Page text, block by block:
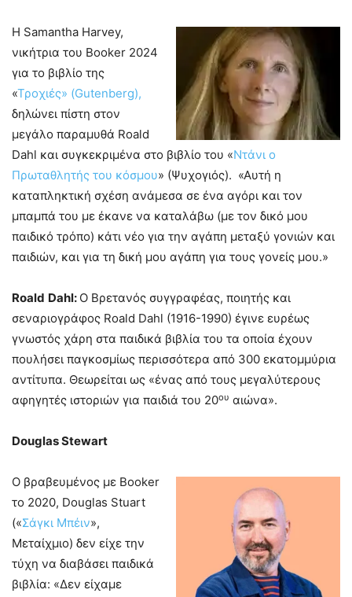
Η Samantha Harvey,
νικήτρια του Booker 2024
για το βιβλίο της
«Τροχιές» (Gutenberg),
δηλώνει πίστη στον
μεγάλο παραμυθά Roald
Dahl και συγκεκριμένα στο βιβλίο του «Ντάνι ο
Πρωταθλητής του κόσμου» (Ψυχογιός). «Αυτή η
καταπληκτική σχέση ανάμεσα σε ένα αγόρι και τον
μπαμπά του με έκανε να καταλάβω (με τον δικό μου
παιδικό τρόπο) κάτι νέο για την αγάπη μεταξύ γονιών και
παιδιών, και για τη δική μου αγάπη για τους γονείς μου.»
Roald Dahl: Ο Βρετανός συγγραφέας, ποιητής και
σεναριογράφος Roald Dahl (1916-1990) έγινε ευρέως
γνωστός χάρη στα παιδικά βιβλία του τα οποία έχουν
πουλήσει παγκοσμίως περισσότερα από 300 εκατομμύρια
αντίτυπα. Θεωρείται ως «ένας από τους μεγαλύτερους
αφηγητές ιστοριών για παιδιά του 20ου αιώνα».
Douglas Stewart
Ο βραβευμένος με Booker
το 2020, Douglas Stuart
(«Σάγκι Μπέιν»,
Μεταίχμιο) δεν είχε την
τύχη να διαβάσει παιδικά
βιβλία: «Δεν είχαμε